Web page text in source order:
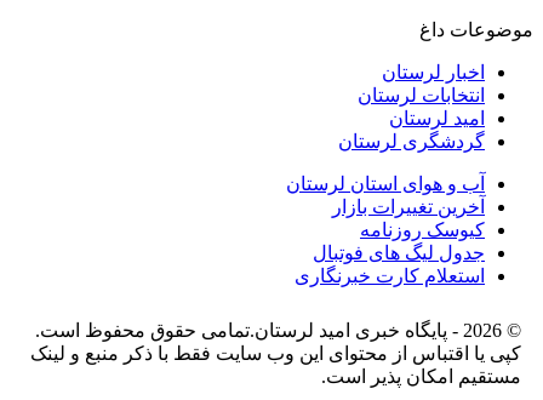
موضوعات داغ
اخبار لرستان
انتخابات لرستان
امید لرستان
گردشگری لرستان
آب و هوای استان لرستان
آخرین تغییرات بازار
کیوسک روزنامه
جدول لیگ های فوتبال
استعلام کارت خبرنگاری
© 2026 - پایگاه خبری اميد لرستان.تمامی حقوق محفوظ است.
کپی یا اقتباس از محتوای این وب سایت فقط با ذکر منبع و لینک
مستقیم امکان پذیر است.